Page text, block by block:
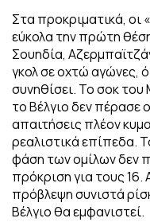
Στα προκριματικά, οι
εύκολα την πρώτη
Σουηδία,
γκολ σε οχτώ αγώνες,
συνηθίσει. Το σοκ
το Βέλγιο δεν πέρασε
απαιτήσεις πλέον
ρεαλιστικά επίπεδα.
φάση των ομίλων δεν
πρόκριση για τους
πρόβλεψη συνιστά
Βέλγιο θα εμφανιστεί.